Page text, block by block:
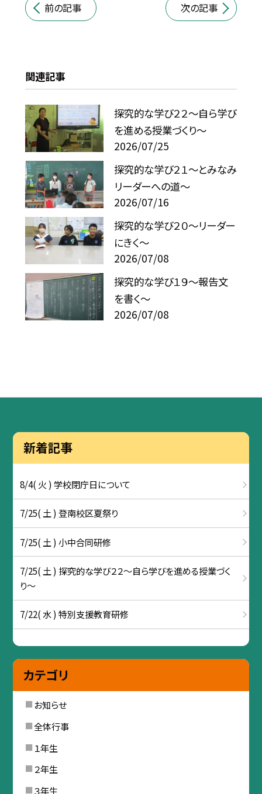
前の記事 次の記事
関連記事
探究的な学び２２～自ら学び
を進める授業づくり～
2026/07/25
探究的な学び２１～とみなみ
リーダーへの道～
2026/07/16
探究的な学び２０～リーダー
にきく～
2026/07/08
探究的な学び１９～報告文
を書く～
2026/07/08
新着記事
8/4( 火 ) 学校閉庁日について
7/25( 土 ) 登南校区夏祭り
7/25( 土 ) 小中合同研修
7/25( 土 ) 探究的な学び２２～自ら学びを進める授業づく
り～
7/22( 水 ) 特別支援教育研修
カテゴリ
お知らせ
全体行事
１年生
２年生
３年生